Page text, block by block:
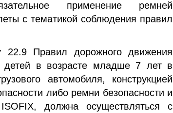
применение ремней
с тематикой соблюдения правил
22.9 Правил дорожного движения
детей в возрасте младше 7 лет в
автомобиля, конструкцией
либо ремни безопасности и
должна осуществляться с